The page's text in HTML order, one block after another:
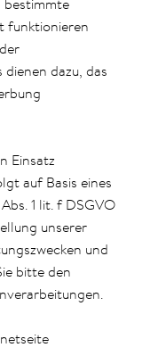
bestimmte
funktionieren
dazu, das
Einsatz
auf Basis eines
1 lit. f DSGVO
unserer
und
bitte den